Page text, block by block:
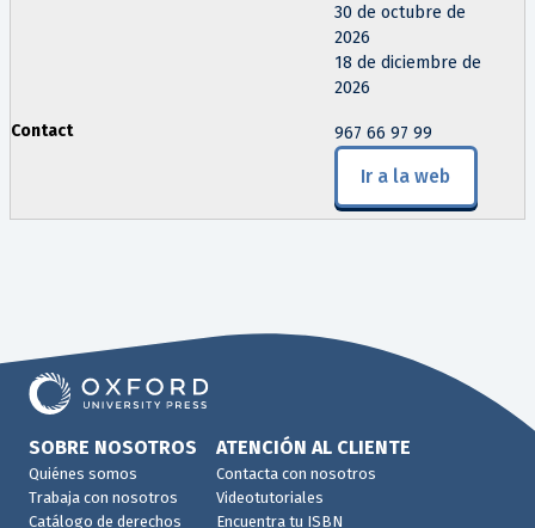
30 de octubre de
2026
18 de diciembre de
2026
967 66 97 99
Ir a la web
SOBRE NOSOTROS
Quiénes somos
Trabaja con nosotros
Catálogo de derechos
ATENCIÓN AL CLIENTE
Contacta con nosotros
Videotutoriales
Encuentra tu ISBN